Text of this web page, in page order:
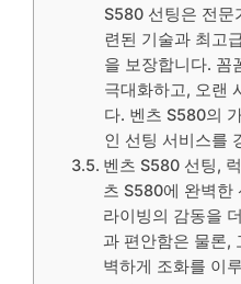
S580 선팅은 전문
련된 기술과 최고
을 보장합니다. 꼼
극대화하고, 오랜
다. 벤츠 S580의
인 선팅 서비스를
벤츠 S580 선팅,
츠 S580에 완벽한
라이빙의 감동을
과 편안함은 물론,
벽하게 조화를 이